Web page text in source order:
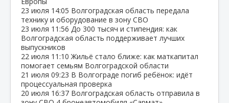
23 июля 14:05 Волгоградская область передала
технику и оборудование в зону СВО
23 июля 11:56 До 300 тысяч и стипендия: как
Волгоградская область поддерживает лучших
выпускников
22 июля 11:10 Жильё стало ближе: как маткапитал
помогает семьям Волгоградской области
21 июля 09:23 В Волгограде погиб ребёнок: идёт
процессуальная проверка
20 июля 16:37 Волгоградская область отправила в